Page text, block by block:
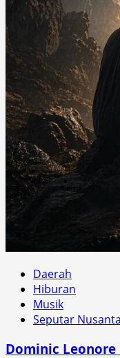
Daerah
Hiburan
Musik
Seputar
Dominic Leonore